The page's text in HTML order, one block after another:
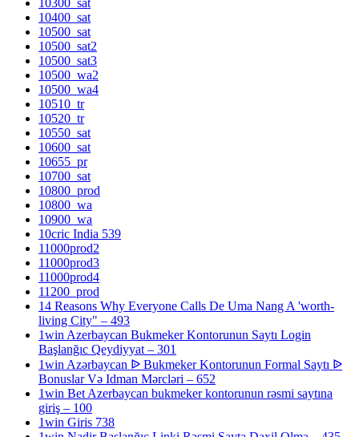
10400_sat
10500_sat
10500_sat2
10500_sat3
10500_wa2
10500_wa4
10510_tr
10520_tr
10550_sat
10600_sat
10655_pr
10700_sat
10800_prod
10800_wa
10900_wa
10cric India 539
11000prod2
11000prod3
11000prod4
11200_prod
14 Reasons Why Everyone Calls De Uma Nang A 'worth-
living City" – 493
1win Azerbaycan Bukmeker Kontorunun Saytı Login
Başlanğıc Qeydiyyat – 301
1win Azərbaycan ᐉ Bukmeker Kontorunun Formal Saytı ᐉ
Bonuslar Və Idman Mərcləri – 652
1win Bet Azerbaycan bukmeker kontorunun rəsmi saytına
giriş – 100
1win Giris 738